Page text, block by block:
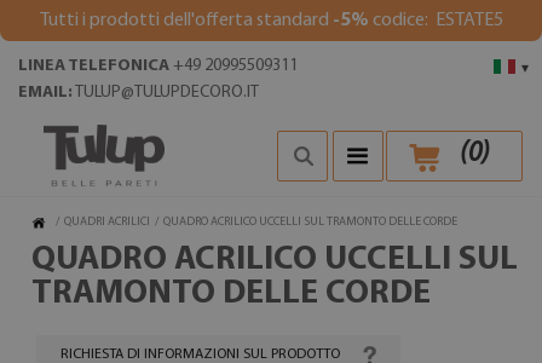
Tutti i prodotti dell'offerta standard -5% codice: ESTATE5
▾
LINEA TELEFONICA +49 20995509311
EMAIL: TULUP@TULUPDECORO.IT
(0)
/ QUADRI ACRILICI / QUADRO ACRILICO UCCELLI SUL TRAMONTO DELLE CORDE
QUADRO ACRILICO UCCELLI SUL
TRAMONTO DELLE CORDE
RICHIESTA DI INFORMAZIONI SUL PRODOTTO